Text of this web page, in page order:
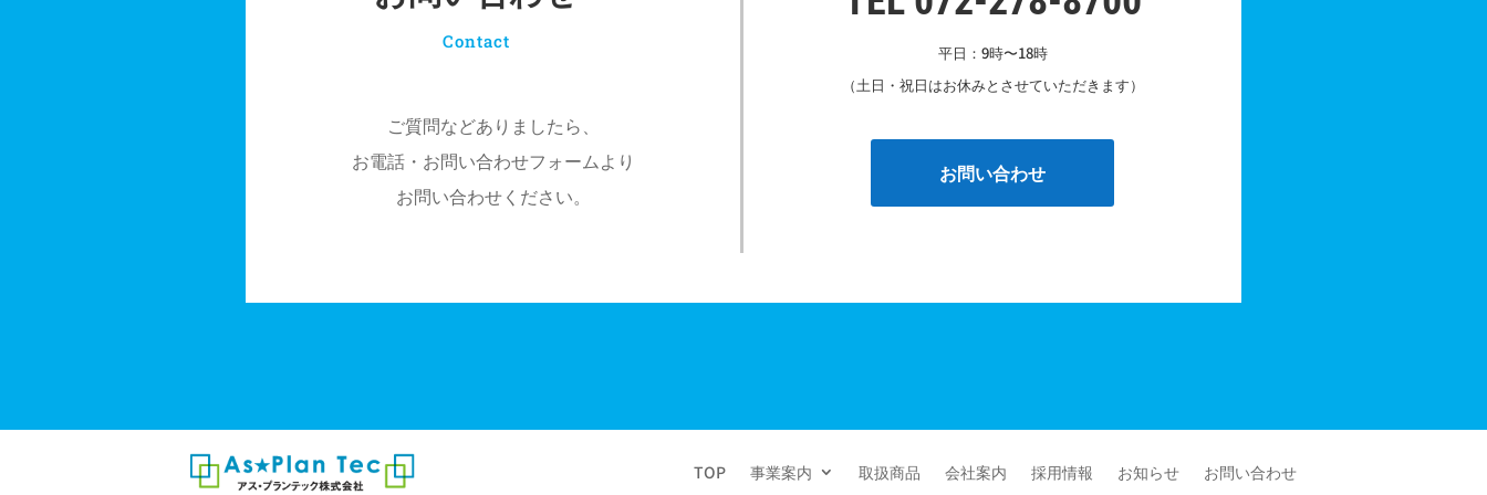
Contact
ご質問などありましたら、
お電話・お問い合わせフォームより
お問い合わせください。
平日：9時〜18時
（土日・祝日はお休みとさせていただきます）
お問い合わせ
TOP 事業案内 取扱商品 会社案内 採用情報 お知らせ お問い合わせ